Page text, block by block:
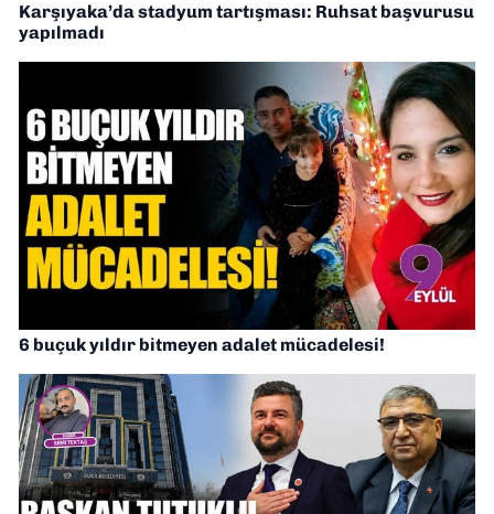
Karşıyaka’da stadyum tartışması: Ruhsat başvurusu
yapılmadı
6 buçuk yıldır bitmeyen adalet mücadelesi!